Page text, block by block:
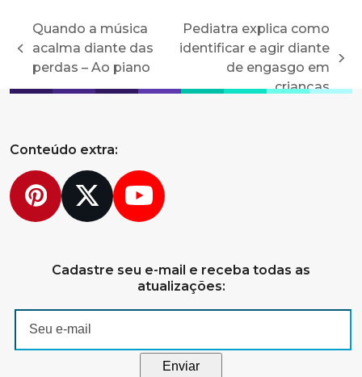
previous
post:
Quando a música
acalma diante das
perdas – Ao piano
post:
Pediatra explica como
identificar e agir diante
de engasgo em
crianças
Conteúdo extra:
Pinterest
TwitterYouTube
Cadastre seu e-mail e receba todas as
atualizações: